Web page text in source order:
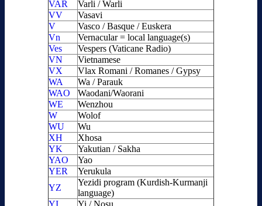
VAR
Varli / Warli
VV
Vasavi
V
Vasco / Basque / Euskera
Vn
Vernacular = local language(s)
Ves
Vespers (Vaticane Radio)
VN
Vietnamese
VX
Vlax Romani / Romanes / Gypsy
WA
Wa / Parauk
WAO
Waodani/Waorani
WE
Wenzhou
W
Wolof
WU
Wu
XH
Xhosa
YK
Yakutian / Sakha
YAO
Yao
YER
Yerukula
YZ
Yezidi program (Kurdish-Kurmanji
language)